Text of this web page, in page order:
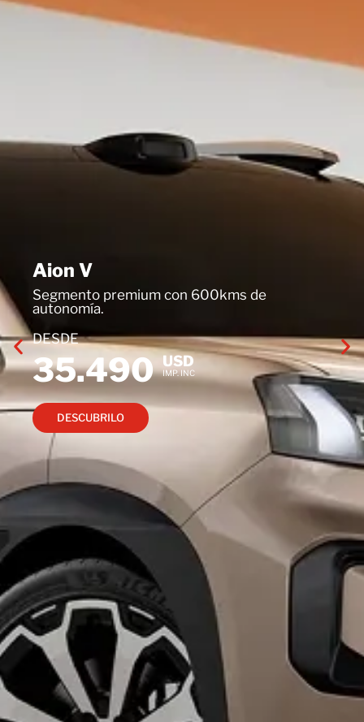
Aion V
Segmento premium con 600kms de
autonomía.
DESDE
35.490 USD
IMP. INC
DESCUBRILO